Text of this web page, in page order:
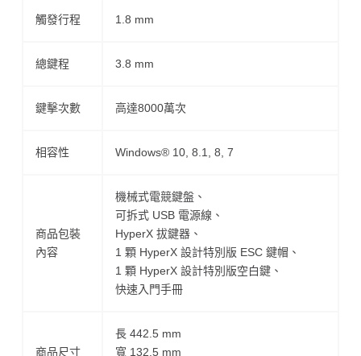
觸發行程 1.8 mm
總鍵程 3.8 mm
鍵擊次數 高達8000萬次
相容性 Windows® 10, 8.1, 8, 7
商品包裝
內容
機械式電競鍵盤、
可拆式 USB 電源線、
HyperX 拔鍵器、
1 顆 HyperX 設計特別版 ESC 鍵帽、
1 顆 HyperX 設計特別版空白鍵、
快速入門手冊
商品尺寸
長 442.5 mm
寬 132.5 mm